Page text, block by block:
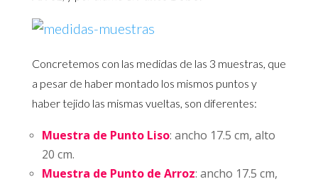
Concretemos con las medidas de las 3 muestras, que
a pesar de haber montado los mismos puntos y
haber tejido las mismas vueltas, son diferentes:
Muestra de Punto Liso: ancho 17.5 cm, alto
20 cm.
Muestra de Punto de Arroz: ancho 17.5 cm,